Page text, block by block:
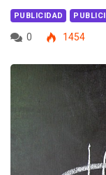
PUBLICIDAD
0
1454